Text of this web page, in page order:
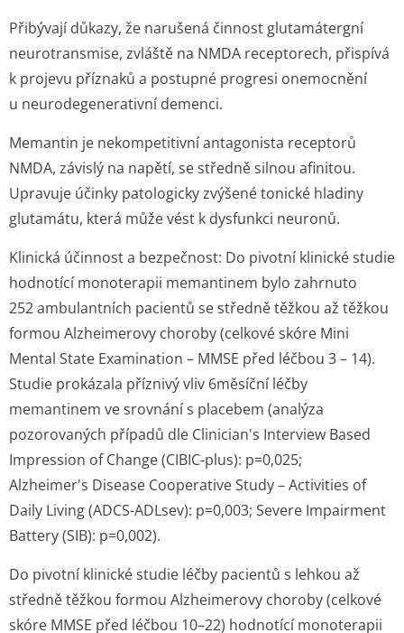
Přibývají důkazy, že narušená činnost glutamátergní
neurotransmise, zvláště na NMDA receptorech, přispívá
k projevu příznaků a postupné progresi onemocnění
u neurodegene­rativní demenci.
Memantin je nekompetitivní antagonista receptorů
NMDA, závislý na napětí, se středně silnou afinitou.
Upravuje účinky patologicky zvýšené tonické hladiny
glutamátu, která může vést k dysfunkci neuronů.
Klinická účinnost a bezpečnost: Do pivotní klinické studie
hodnotící monoterapii memantinem bylo zahrnuto
252 ambulantních pacientů se středně těžkou až těžkou
formou Alzheimerovy choroby (celkové skóre Mini
Mental State Examination – MMSE před léčbou 3 – 14).
Studie prokázala příznivý vliv 6měsíční léčby
memantinem ve srovnání s placebem (analýza
pozorovaných případů dle Clinician's In­terview Based
Impression of Change (CIBIC-plus): p=0,025;
Alzheimer's Disease Cooperative Study – Activities of
Daily Living (ADCS-ADLsev): p=0,003; Severe Impairment
Battery (SIB): p=0,002).
Do pivotní klinické studie léčby pacientů s lehkou až
středně těžkou formou Alzheimerovy choroby (celkové
skóre MMSE před léčbou 10–22) hodnotící monoterapii